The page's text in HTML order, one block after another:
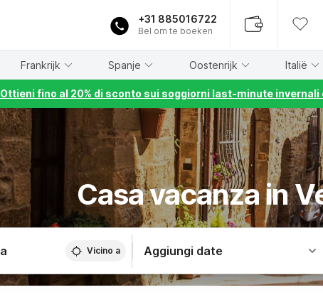
+31 885016722
Bel om te boeken
Frankrijk Spanje Oostenrijk Italië
Ottieni fino al 20% di sconto sui soggiorni last-minute
Casa vacanza in
Vicino a Aggiungi date